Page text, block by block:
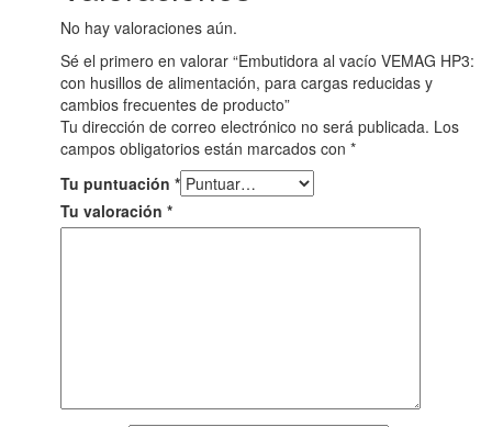
No hay valoraciones aún.
Sé el primero en valorar “Embutidora al vacío VEMAG HP3:
con husillos de alimentación, para cargas reducidas y
cambios frecuentes de producto”
Tu dirección de correo electrónico no será publicada. Los
campos obligatorios están marcados con *
Tu puntuación *
Tu valoración *